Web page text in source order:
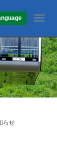
T
g
g
e
n
a
v
らせ